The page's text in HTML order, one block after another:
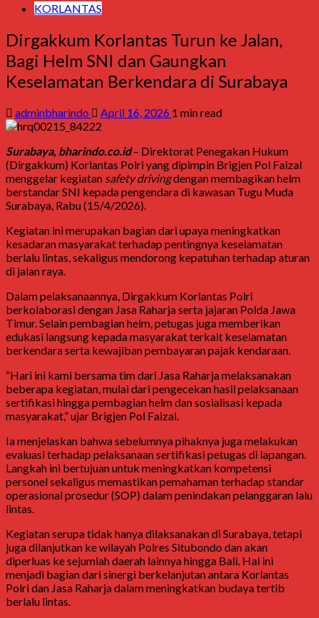
KORLANTAS
Dirgakkum Korlantas Turun ke Jalan,
Bagi Helm SNI dan Gaungkan
Keselamatan Berkendara di Surabaya
adminbharindo April 16, 2026 1 min read
Surabaya, bharindo.co.id– Direktorat Penegakan Hukum
(Dirgakkum) Korlantas Polriyang dipimpin Brigjen Pol Faizal
menggelar kegiatan safety drivingdengan membagikan helm
berstandar SNI kepada pengendara di kawasan Tugu Muda
Surabaya, Rabu (15/4/2026).
Kegiatan ini merupakan bagian dari upaya meningkatkan
kesadaran masyarakat terhadap pentingnya keselamatan
berlalu lintas, sekaligus mendorong kepatuhan terhadap aturan
di jalan raya.
Dalam pelaksanaannya, Dirgakkum Korlantas Polri
berkolaborasi dengan Jasa Raharjaserta jajaran Polda Jawa
Timur. Selain pembagian helm, petugas juga memberikan
edukasi langsung kepada masyarakat terkait keselamatan
berkendara serta kewajiban pembayaran pajak kendaraan.
“Hari ini kami bersama tim dari Jasa Raharja melaksanakan
beberapa kegiatan, mulai dari pengecekan hasil pelaksanaan
sertifikasi hingga pembagian helm dan sosialisasi kepada
masyarakat,” ujar Brigjen Pol Faizal.
Ia menjelaskan bahwa sebelumnya pihaknya juga melakukan
evaluasi terhadap pelaksanaan sertifikasi petugas di lapangan.
Langkah ini bertujuan untuk meningkatkan kompetensi
personel sekaligus memastikan pemahaman terhadap standar
operasional prosedur (SOP) dalam penindakan pelanggaran lalu
lintas.
Kegiatan serupa tidak hanya dilaksanakan di Surabaya, tetapi
juga dilanjutkan ke wilayah Polres Situbondo dan akan
diperluas ke sejumlah daerah lainnya hingga Bali. Hal ini
menjadi bagian dari sinergi berkelanjutan antara Korlantas
Polri dan Jasa Raharja dalam meningkatkan budaya tertib
berlalu lintas.